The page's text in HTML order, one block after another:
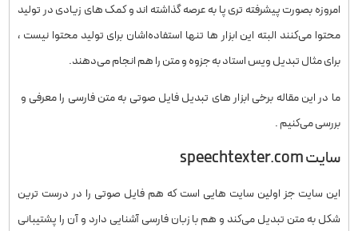
امروزه بصورت پیشرفته تری پا به عرصه گذاشته اند و کمک های زیادی در تولید
محتوا می‌کنند البته این ابزار ها تنها استفاده‌اشان برای تولید محتوا نیست ،
برای مثال تبدیل ویس استاد به جزوه و متن را هم انجام می‌دهند.
ما در این مقاله برخی ابزار های تبدیل فایل صوتی به متن فارسی را معرفی و
بررسی می‌کنیم .
سایت speechtexter.com
این سایت جز اولین سایت هایی است که هم فایل صوتی را در درست ترین
شکل به متن تبدیل می‌کند و هم با زبان فارسی آشنایی دارد و آن را پشتیبانی